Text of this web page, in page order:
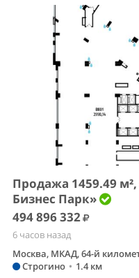
Продажа 1459.49
Бизнес Парк»
494 896 332
6 часов назад
Москва, МКАД, 64-й
Строгино • 1.4 км